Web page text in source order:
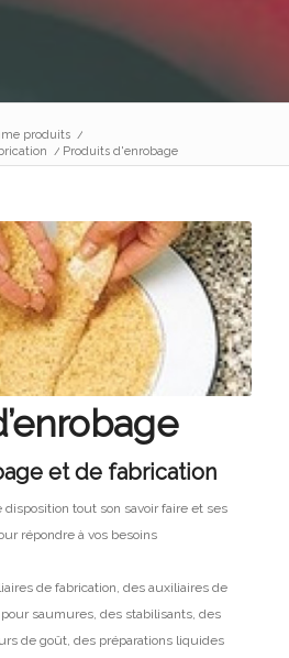
produits /
/ Produits d'enrobage
et de fabrication
disposition tout son savoir faire et ses
répondre à vos besoins
de fabrication, des auxiliaires de
saumures, des stabilisants, des
de goût, des préparations liquides